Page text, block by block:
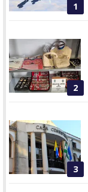
1
2
3